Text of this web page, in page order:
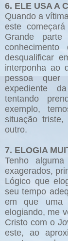
6. ELE USA A
Quando a
este
Grande
desqualificar
interponha ao
pessoa
expediente
tentando
exemplo,
situação
outro.
7. ELOGIA
Tenho
exagerados,
Lógico que
seu tempo
em que uma
elogiando, me
Cristo com o
este, ao